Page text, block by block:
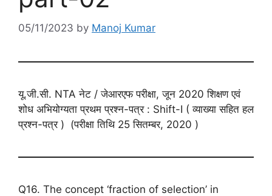
05/11/2023 by Manoj Kumar
यू.जी.सी. NTA नेट / जेआरएफ परीक्षा, जून 2020 शिक्षण एवं
शोध अभियोग्यता प्रथम प्रश्न-पत्र : Shift-I ( व्याख्या सहित हल
प्रश्न-पत्र ) (परीक्षा तिथि 25 सितम्बर, 2020 )
Q16. The concept ‘fraction of selection’ in